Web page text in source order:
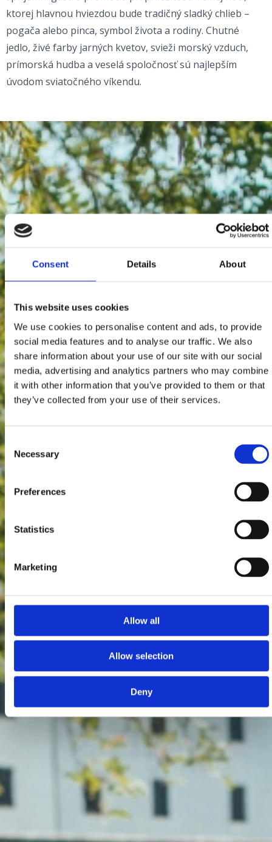
Consent Details About
This website uses cookies
We use cookies to personalise content and ads, to provide
social media features and to analyse our traffic. We also
share information about your use of our site with our social
media, advertising and analytics partners who may combine
it with other information that you’ve provided to them or that
they’ve collected from your use of their services.
Selection
Necessary
Preferences
Statistics
Marketing
Allow all
Allow selection
Deny
ktorej hlavnou hviezdou bude tradičný sladký chlieb –
pogača alebo pinca, symbol života a rodiny. Chutné
jedlo, živé farby jarných kvetov, svieži morský vzduch,
prímorská hudba a veselá spoločnosť sú najlepším
úvodom sviatočného víkendu.